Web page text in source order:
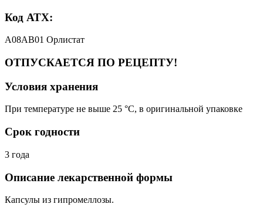
Код АТХ:
A08AB01 Орлистат
ОТПУСКАЕТСЯ ПО РЕЦЕПТУ!
Условия хранения
При температуре не выше 25 °C, в оригинальной упаковке
Срок годности
3 года
Описание лекарственной формы
Капсулы из гипромеллозы.